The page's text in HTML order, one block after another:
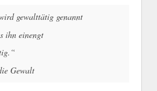
gewalttätig genannt
ihn einengt
Gewalt